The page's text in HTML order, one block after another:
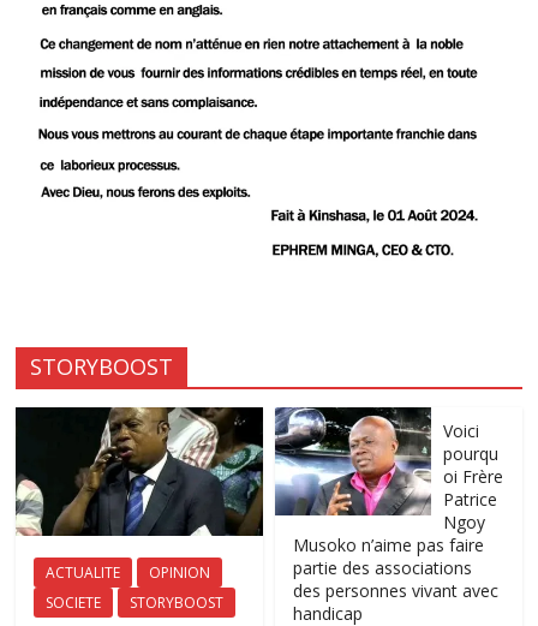
STORYBOOST
ACTUALITE
OPINION
SOCIETE
STORYBOOST
Voici
pourqu
oi Frère
Patrice
Ngoy
Musoko n’aime pas faire
partie des associations
des personnes vivant avec
handicap